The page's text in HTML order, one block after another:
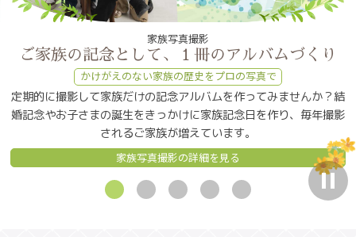
ス
ラ
家族写真撮影
ご家族の記念として、１冊のアルバムづくり
かけがえのない家族の歴史をプロの写真で
定期的に撮影して家族だけの記念アルバムを作ってみませんか？結
婚記念やお子さまの誕生をきっかけに家族記念日を作り、毎年撮影
されるご家族が増えています。
家族写真撮影の詳細を見る
ご夫婦記念撮影
銀婚式、金婚式のお祝いに。
母の日・父の日・敬老の日のプレゼントに
銀婚式は結婚25年、金婚式は結婚50年。節目の年にご夫婦おふた
りのお写真を残されてみてはいかがですか？
詳細を見る
エンディングフォト
60歳以上の方のための撮影プラン
お一人での撮影
基本撮影料16,500円（うち税1,500円）から
詳細を見る
叙勲写真撮影
叙勲受賞記念撮影
叙勲受賞のお祝いに、勲章・表彰状と共に記念写真を撮影します。
詳細を見る
家族写真撮影
大切な想い出を残す家族写真
家族写真撮影のすすめ
「ご結婚が決まった時」「お子さまが生まれた時」
「七五三参りの時」「還暦の記念」などをきっかけに、
定期的なご家族写真をご利用いただいている方もいらっしゃいま
す。
コラム「大切な想い出を残す家族写真」を読む